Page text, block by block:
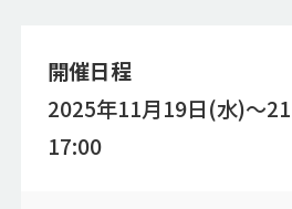
開催日程
2025年11月19日(水)～
17:00